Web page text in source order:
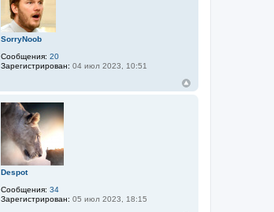
SorryNoob
Сообщения: 20
Зарегистрирован: 04 июл 2023, 10:51
Despot
Сообщения: 34
Зарегистрирован: 05 июл 2023, 18:15